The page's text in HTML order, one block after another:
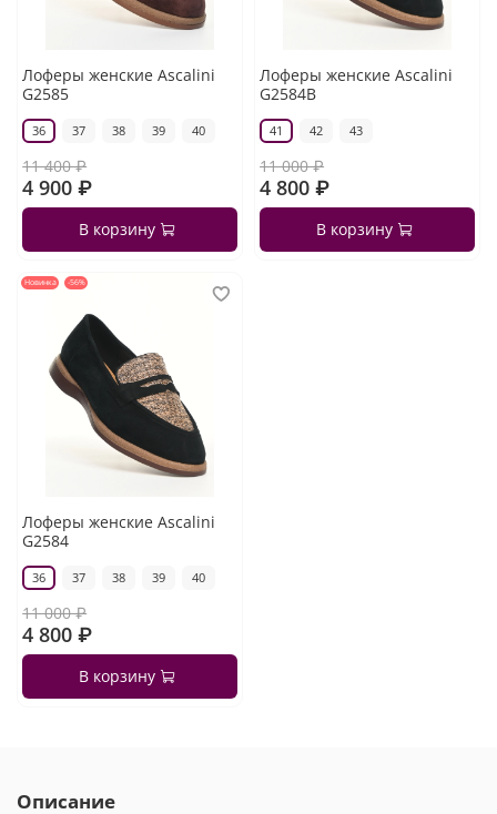
Лоферы женские Ascalini
G2585
36 37 38 39 40
11 400 ₽
4 900 ₽
В корзину
Лоферы женские Ascalini
G2584B
41 42 43
11 000 ₽
4 800 ₽
В корзину
Новинка -56%
Лоферы женские Ascalini
G2584
36 37 38 39 40
11 000 ₽
4 800 ₽
В корзину
Описание